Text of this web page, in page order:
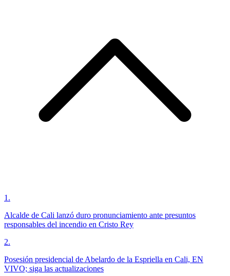
1 .
Alcalde de Cali lanzó duro pronunciamiento ante presuntos
responsables del incendio en Cristo Rey
2.
Posesión presidencial de Abelardo de la Espriella en Cali, EN
VIVO; siga las actualizaciones